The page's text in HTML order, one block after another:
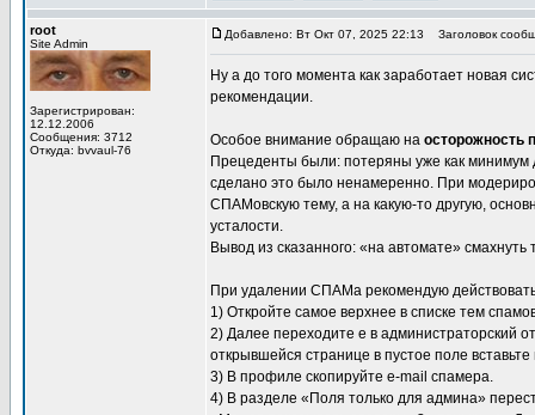
root
Site Admin
Зарегистрирован:
12.12.2006
Сообщения: 3712
Откуда: bvvaul-76
Добавлено: Вт Окт 07, 2025 22:13 Заголовок
Ну а до того момента как заработает новая
рекомендации.
Особое внимание обращаю на осторожность
Прецеденты были: потеряны уже как минимум
сделано это было ненамеренно. При
СПАМовскую тему, а на какую-то другую,
усталости.
Вывод из сказанного: «на автомате» смахнуть
При удалении СПАМа рекомендую
1) Откройте самое верхнее в списке тем
2) Далее переходите е в администраторский
открывшейся странице в пустое поле
3) В профиле скопируйте e-mail спамера.
4) В разделе «Поля только для админа»